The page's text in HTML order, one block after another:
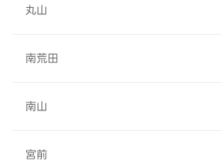
丸山
南荒田
南山
宮前